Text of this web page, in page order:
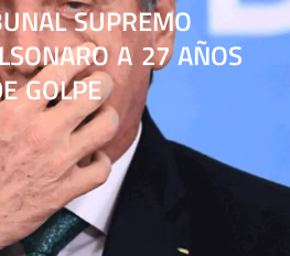
SUPREMO
A 27 AÑOS
GOLPE